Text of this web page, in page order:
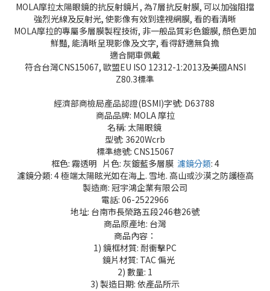
MOLA摩拉太陽眼鏡的抗反射鏡片, 為7層抗反射膜, 可以加強阻擋
強烈光線及反射光, 使影像有效到達視網膜, 看的看清晰
MOLA摩拉的專屬多層膜製程技術, 非一般品質彩色鍍膜, 顏色更加
鮮豔, 能清晰呈現影像及文字, 看得舒適無負擔
適合開車佩戴
符合台灣CNS15067, 歐盟EU ISO 12312-1:2013及美國ANSI
Z80.3標準
經濟部商檢局產品認證(BSMI)字號: D63788
商品品牌: MOLA 摩拉
名稱: 太陽眼鏡
型號: 3620Wcrb
標準總號: CNS15067
框色: 霧透明 片色: 灰鍍藍多層膜 濾鏡分類: 4
濾鏡分類: 4 極端太陽眩光如在海上. 雪地. 高山或沙漠之防護極高
製造商: 冠宇鴻企業有限公司
電話: 06-2522966
地址: 台南市長榮路五段246巷26號
商品原產地: 台灣
商品內容：
1) 鏡框材質: 耐衝擊PC
鏡片材質: TAC 偏光
2) 數量: 1
3) 製造日期: 依產品所示